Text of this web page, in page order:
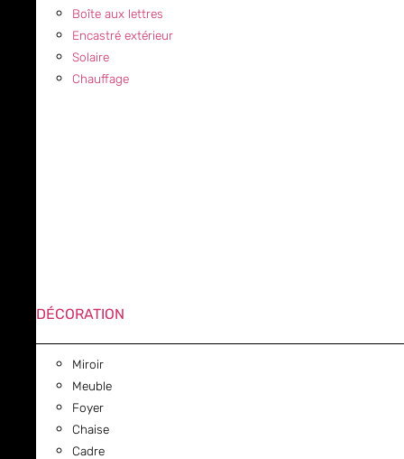
Boîte aux lettres
Encastré extérieur
Solaire
Chauffage
DÉCORATION
Miroir
Meuble
Foyer
Chaise
Cadre